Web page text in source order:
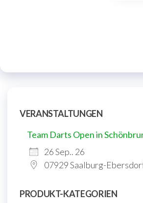
VERANSTALTUNGEN
Team Darts Open in
26 Sep.. 26
07929 Saalburg-
PRODUKT-KATEGORIEN